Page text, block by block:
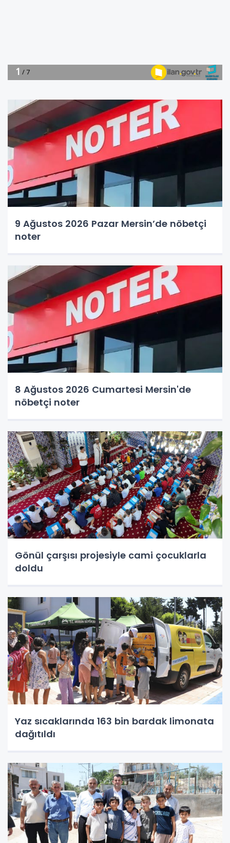
9 Ağustos 2026 Pazar Mersin’de nöbetçi
noter
8 Ağustos 2026 Cumartesi Mersin'de
nöbetçi noter
Gönül çarşısı projesiyle cami çocuklarla
doldu
Yaz sıcaklarında 163 bin bardak limonata
dağıtıldı